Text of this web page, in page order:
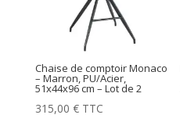
Chaise de comptoir Monaco
– Marron, PU/Acier,
51x44x96 cm – Lot de 2
315,00 € TTC